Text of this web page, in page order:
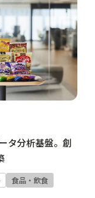
タ分析基盤。創
食品・飲食